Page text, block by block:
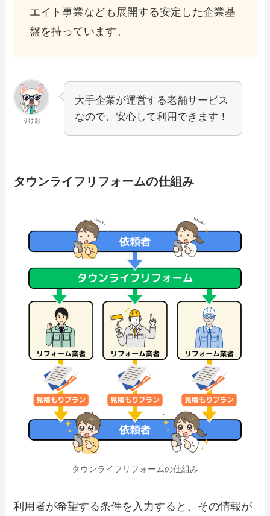
エイト事業なども展開する安定した企業基
盤を持っています。
りけお
大手企業が運営する老舗サービス
なので、安心して利用できます！
タウンライフリフォームの仕組み
タウンライフリフォームの仕組み
利用者が希望する条件を入力すると、その情報が